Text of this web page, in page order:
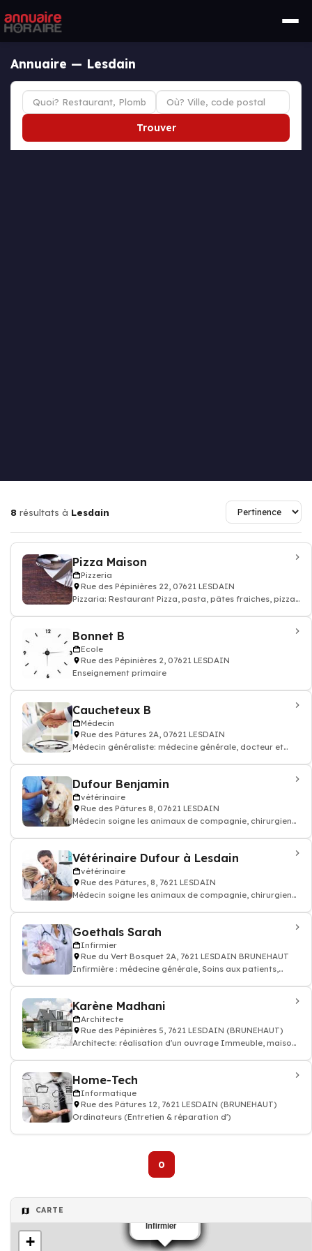
Annuaire — Lesdain
Trouver
8 résultats à Lesdain
Pizza Maison
Pizzeria
Rue des Pépinières 22, 07621 LESDAIN
Pizzaria: Restaurant Pizza, pasta, pâtes fraiches, pizza
Bonnet B
Ecole
Rue des Pépinières 2, 07621 LESDAIN
Enseignement primaire
Caucheteux B
Médecin
Rue des Pâtures 2A, 07621 LESDAIN
Médecin généraliste: médecine générale, docteur et
Dufour Benjamin
vétérinaire
Rue des Pâtures 8, 07621 LESDAIN
Médecin soigne les animaux de compagnie, chirurgien
Vétérinaire Dufour à Lesdain
vétérinaire
Rue des Pâtures, 8, 7621 LESDAIN
Médecin soigne les animaux de compagnie, chirurgien
Goethals Sarah
Infirmier
Rue du Vert Bosquet 2A, 7621 LESDAIN BRUNEHAUT
Infirmière : médecine générale, Soins aux patients,
Karène Madhani
Architecte
Rue des Pépinières 5, 7621 LESDAIN (BRUNEHAUT)
Architecte: réalisation d'un ouvrage Immeuble, maison
Home-Tech
Informatique
Rue des Pâtures 12, 7621 LESDAIN (BRUNEHAUT)
Ordinateurs (Entretien & réparation d')
0
CARTE
Pizzeria
Ecole
Médecin
vétérinaire
vétérinaire
Infirmier
+